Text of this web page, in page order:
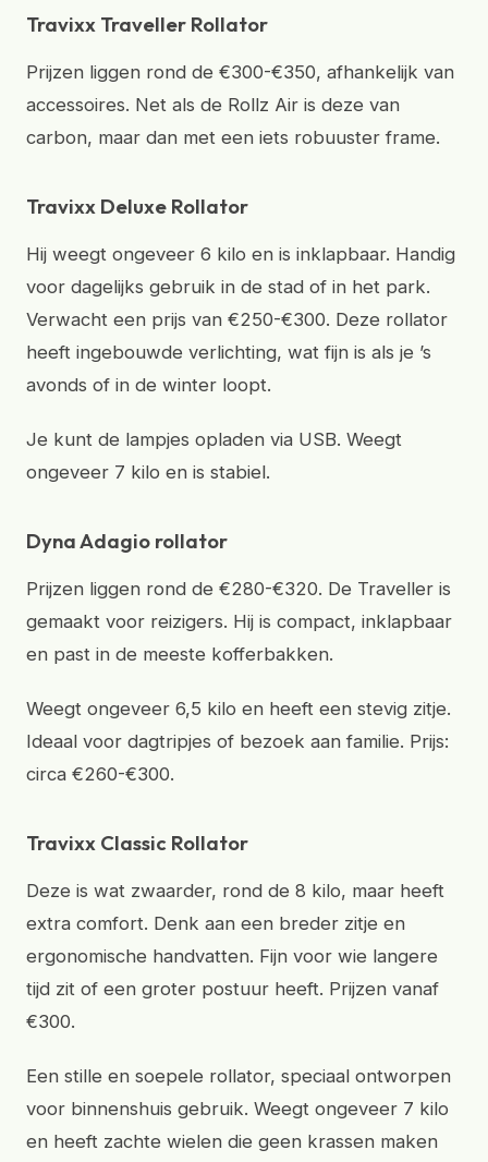
Travixx Traveller Rollator
Prijzen liggen rond de €300-€350, afhankelijk van
accessoires. Net als de Rollz Air is deze van
carbon, maar dan met een iets robuuster frame.
Travixx Deluxe Rollator
Hij weegt ongeveer 6 kilo en is inklapbaar. Handig
voor dagelijks gebruik in de stad of in het park.
Verwacht een prijs van €250-€300. Deze rollator
heeft ingebouwde verlichting, wat fijn is als je ’s
avonds of in de winter loopt.
Je kunt de lampjes opladen via USB. Weegt
ongeveer 7 kilo en is stabiel.
Dyna Adagio rollator
Prijzen liggen rond de €280-€320. De Traveller is
gemaakt voor reizigers. Hij is compact, inklapbaar
en past in de meeste kofferbakken.
Weegt ongeveer 6,5 kilo en heeft een stevig zitje.
Ideaal voor dagtripjes of bezoek aan familie. Prijs:
circa €260-€300.
Travixx Classic Rollator
Deze is wat zwaarder, rond de 8 kilo, maar heeft
extra comfort. Denk aan een breder zitje en
ergonomische handvatten. Fijn voor wie langere
tijd zit of een groter postuur heeft. Prijzen vanaf
€300.
Een stille en soepele rollator, speciaal ontworpen
voor binnenshuis gebruik. Weegt ongeveer 7 kilo
en heeft zachte wielen die geen krassen maken